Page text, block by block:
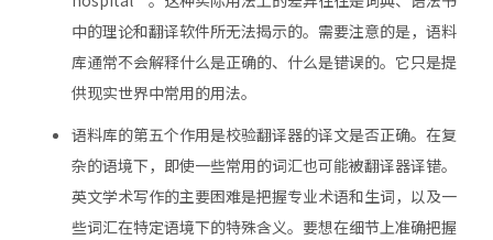
中的理论和翻译软件所无法揭示的。需要注意的是，语料
库通常不会解释什么是正确的、什么是错误的。它只是提
供现实世界中常用的用法。
语料库的第五个作用是校验翻译器的译文是否正确。在复
杂的语境下，即使一些常用的词汇也可能被翻译器译错。
英文学术写作的主要困难是把握专业术语和生词，以及一
些词汇在特定语境下的特殊含义。要想在细节上准确把握